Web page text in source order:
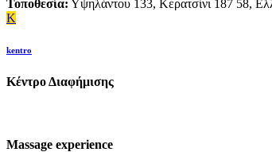
Τοποθεσία: Υψηλάντου 133, Κερατσίνι 187 58,
K
kentro
Κέντρο Διαφήμισης
Massage experience